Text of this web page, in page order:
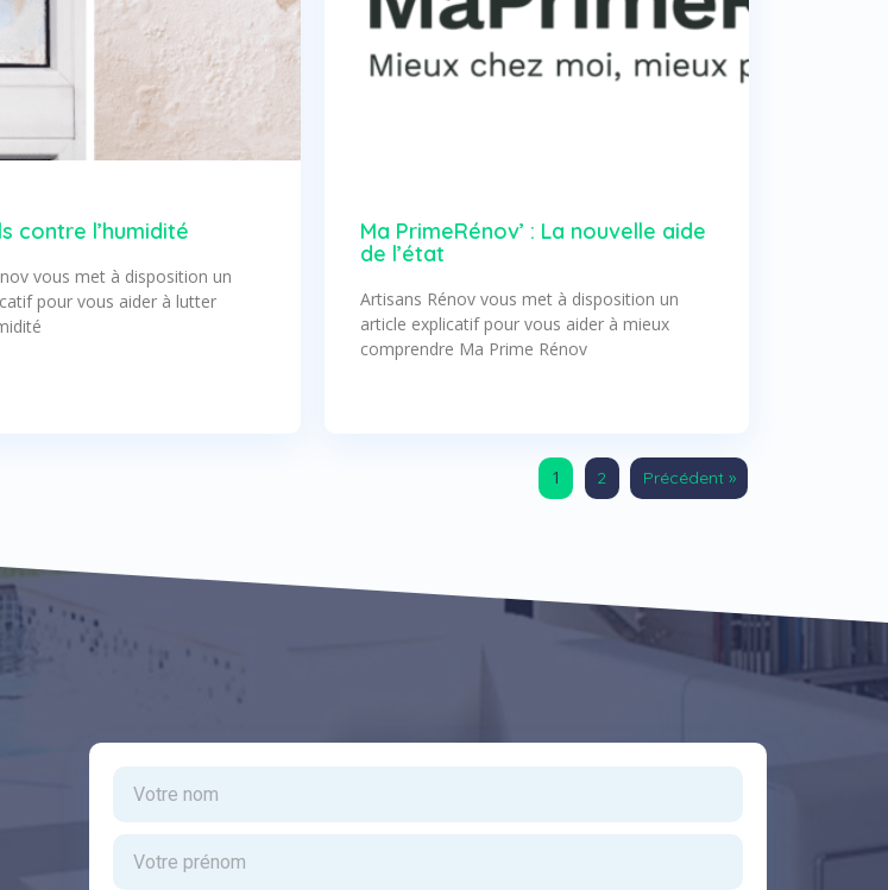
contre l’humidité
vous met à disposition un
pour vous aider à lutter
Ma PrimeRénov’ : La nouvelle aide
de l’état
Artisans Rénov vous met à disposition un
article explicatif pour vous aider à mieux
comprendre Ma Prime Rénov
1 2 Précédent »